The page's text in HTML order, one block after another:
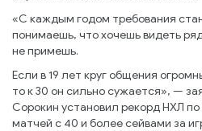
«С каждым годом требования
понимаешь, что хочешь видеть
не примешь.
Если в 19 лет круг общения
то к 30 он сильно сужается», —
Сорокин установил рекорд НХЛ по
матчей с 40 и более сейвами за